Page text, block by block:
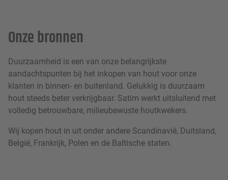
Onze bronnen
Duurzaamheid is een van onze belangrijkste
aandachtspunten bij het inkopen van hout voor onze
klanten in binnen- en buitenland. Gelukkig is duurzaam
hout steeds beter verkrijgbaar. Satim werkt uitsluitend met
volledig betrouwbare, milieubewuste houtkwekers.
Wij kopen hout in uit onder andere Scandinavië, Duitsland,
België, Frankrijk, Polen en de Baltische staten.